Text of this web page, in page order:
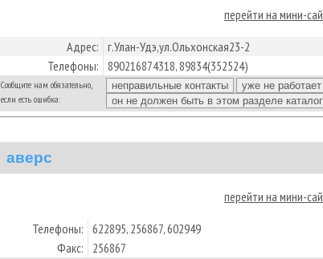
перейти на мини-
Адрес: г.Улан-Удэ,ул.Ольхонская23-2
Телефоны: 890216874318, 89834(352524)
Сообщите нам обязательно,
если есть ошибка:
аверс
перейти на мини-
Телефоны: 622895, 256867, 602949
Факс:
256867